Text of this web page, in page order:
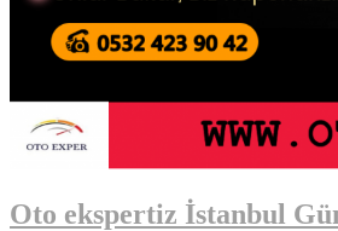
Oto ekspertiz İstanbul